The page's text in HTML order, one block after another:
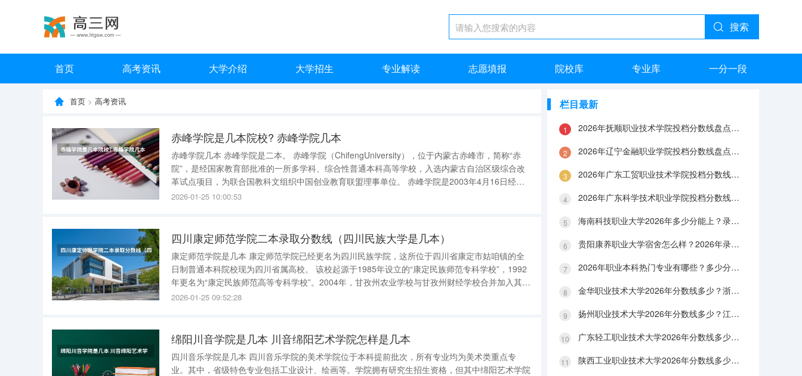
搜索
首页 高考资讯 大学介绍 大学招生 专业解读 志愿填报 院校库 专业库 一分一段
首页 > 高考资讯
赤峰学院是几本院校? 赤峰学院几本
赤峰学院几本 赤峰学院是二本。 赤峰学院（ChifengUniversity），位于内蒙古赤峰市，简称“赤
院”，是经国家教育部批准的一所多学科、综合性普通本科高等学校，入选内蒙古自治区级综合改
革试点项目，为联合国教科文组织中国创业教育联盟理事单位。 赤峰学院是2003年4月16日经国
家教育部批准，由赤峰民族师范高等专科学校、赤峰教育学院、内蒙古广播电视大学赤峰分校三所
2026-01-25 10:00:53
四川康定师范学院二本录取分数线（四川民族大学是几本）
康定师范学院是几本 康定师范学院已经更名为四川民族学院，这所位于四川省康定市姑咱镇的全
日制普通本科院校现为四川省属高校。 该校起源于1985年设立的“康定民族师范专科学校”，1992
年更名为“康定民族师范高等专科学校”。2004年，甘孜州农业学校与甘孜州财经学校合并加入其
中。2009年3月，学校成功升格为本科层次的四川民族学院，并在2013年获得了学士学位授予权。
2026-01-25 09:52:28
绵阳川音学院是几本 川音绵阳艺术学院怎样是几本
四川音乐学院是几本 四川音乐学院的美术学院位于本科提前批次，所有专业均为美术类重点专
业。其中，省级特色专业包括工业设计、绘画等。学院拥有研究生招生资格，但其中绵阳艺术学院
栏目最新
2026年抚顺职业技术学院投档分数线盘点：录取分数、生活与就业指南
2026年辽宁金融职业学院投档分数线盘点：录取分数、生活与就业指南
2026年广东工贸职业技术学院投档分数线盘点：录取分数、生活与就业指南
2026年广东科学技术职业学院投档分数线盘点：录取分数、生活与就业指南
海南科技职业大学2026年多少分能上？录取分数线与生活成本解答
贵阳康养职业大学宿舍怎么样？2026年录取分数、费用及入学手续
2026年职业本科热门专业有哪些？多少分能上？绿牌专业有哪些？
金华职业技术大学2026年分数线多少？浙江考生563分能上吗？机械专业好就业吗？
扬州职业技术大学2026年分数线多少？江苏考生528分能上吗？医养照护好就业吗？
广东轻工职业技术大学2026年分数线多少？广东考生542分能上吗？
陕西工业职业技术大学2026年分数线多少？陕西考生355分能上吗？机械专业好就业吗？